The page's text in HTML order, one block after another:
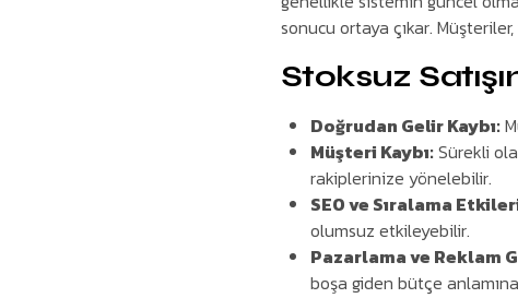
sonucu ortaya çıkar.
Stoksuz
Doğrudan Gelir Kaybı:
Müşteri Kaybı:Sürekli
rakiplerinize yönelebilir.
SEO ve Sıralama
olumsuz etkileyebilir.
Pazarlama ve Reklam
boşa giden bütçe